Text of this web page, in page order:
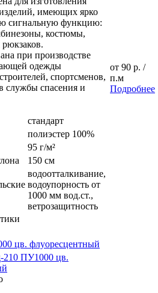
имеющих ярко
сигнальную функцию:
костюмы,
рюкзаков.
при производстве
одежды
спортсменов,
службы спасения и
стандарт
полиэстер 100%
95 г/м²
150 см
водоотталкивание,
водоупорность от
1000 мм вод.ст.,
ветрозащитность
от 90 р. /
п.м
Подробнее
цв. флуоресцентный
210 ПУ1000 цв.